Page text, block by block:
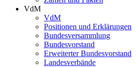
VdM
VdM
Positionen und Erklärungen
Bundesversammlung
Bundesvorstand
Erweiterter Bundesvorstand
Landesverbände